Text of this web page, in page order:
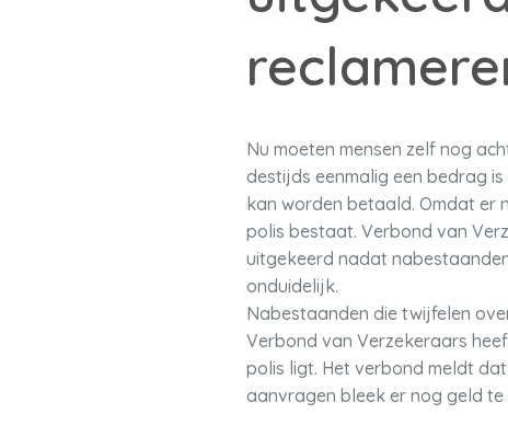
Nu moeten mensen zelf nog
destijds eenmalig een bedrag
kan worden betaald. Omdat er
polis bestaat. Verbond van
uitgekeerd nadat
onduidelijk.
Nabestaanden die twijfelen
Verbond van Verzekeraars
polis ligt. Het verbond meldt
aanvragen bleek er nog geld